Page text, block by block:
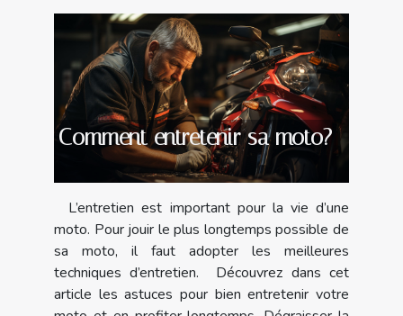
Comment entretenir sa moto?
L’entretien est important pour la vie d’une
moto. Pour jouir le plus longtemps possible de
sa moto, il faut adopter les meilleures
techniques d’entretien. Découvrez dans cet
article les astuces pour bien entretenir votre